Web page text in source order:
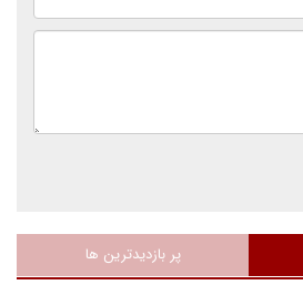
پر بازدیدترین ها